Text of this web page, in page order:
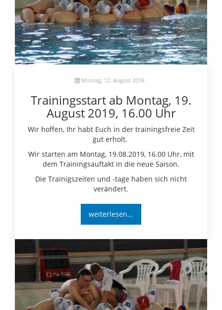
Montag, 12. August 2019
Trainingsstart ab Montag, 19.
August 2019, 16.00 Uhr
Wir hoffen, Ihr habt Euch in der trainingsfreie Zeit
gut erholt.
Wir starten am Montag, 19.08.2019, 16.00 Uhr, mit
dem Trainingsauftakt in die neue Saison.
Die Trainigszeiten und -tage haben sich nicht
verändert.
weiterlesen...